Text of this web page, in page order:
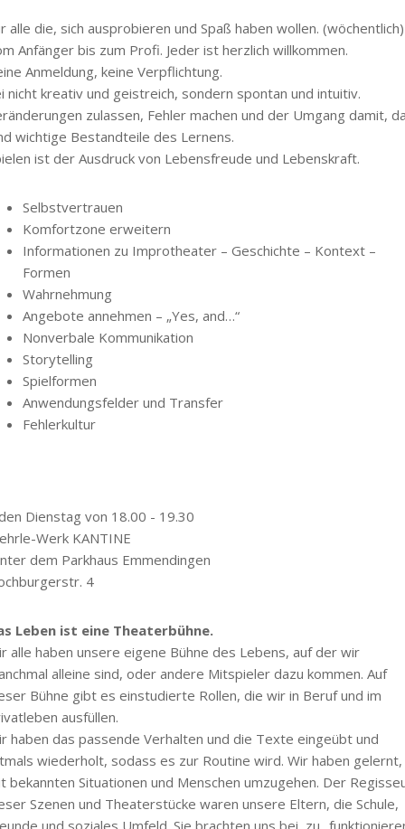
alle die, sich ausprobieren und Spaß haben wollen. (wöchentlich)
Anfänger bis zum Profi. Jeder ist herzlich willkommen.
Anmeldung, keine Verpflichtung.
nicht kreativ und geistreich, sondern spontan und intuitiv.
zulassen, Fehler machen und der Umgang damit,
wichtige Bestandteile des Lernens.
ist der Ausdruck von Lebensfreude und Lebenskraft.
Selbstvertrauen
Komfortzone erweitern
Informationen zu Improtheater – Geschichte – Kontext –
Formen
Wahrnehmung
Angebote annehmen – „Yes, and…“
Nonverbale Kommunikation
Storytelling
Spielformen
Anwendungsfelder und Transfer
Fehlerkultur
Dienstag von 18.00 - 19.30
Werk KANTINE
dem Parkhaus Emmendingen
4
Leben ist eine Theaterbühne.
alle haben unsere eigene Bühne des Lebens, auf der wir
alleine sind, oder andere Mitspieler dazu kommen. Auf
Bühne gibt es einstudierte Rollen, die wir in Beruf und im
ausfüllen.
haben das passende Verhalten und die Texte eingeübt und
wiederholt, sodass es zur Routine wird. Wir haben gelernt,
bekannten Situationen und Menschen umzugehen. Der
Szenen und Theaterstücke waren unsere Eltern, die Schule,
und soziales Umfeld. Sie brachten uns bei, zu